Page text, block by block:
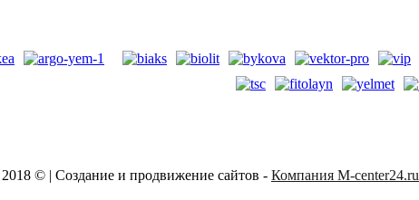
© | Создание и продвижение сайтов - Компания M-center24.ru